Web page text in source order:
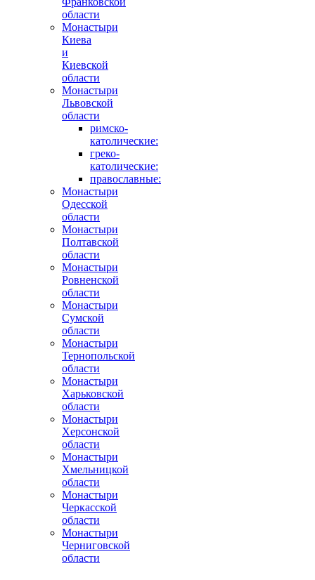
области
Монастыри
Киева
и
Киевской
области
Монастыри
Львовской
области
римско-
католические:
греко-
католические:
православные:
Монастыри
Одесской
области
Монастыри
Полтавской
области
Монастыри
Ровненской
области
Монастыри
Сумской
области
Монастыри
Тернопольской
области
Монастыри
Харьковской
области
Монастыри
Херсонской
области
Монастыри
Хмельницкой
области
Монастыри
Черкасской
области
Монастыри
Черниговской
области